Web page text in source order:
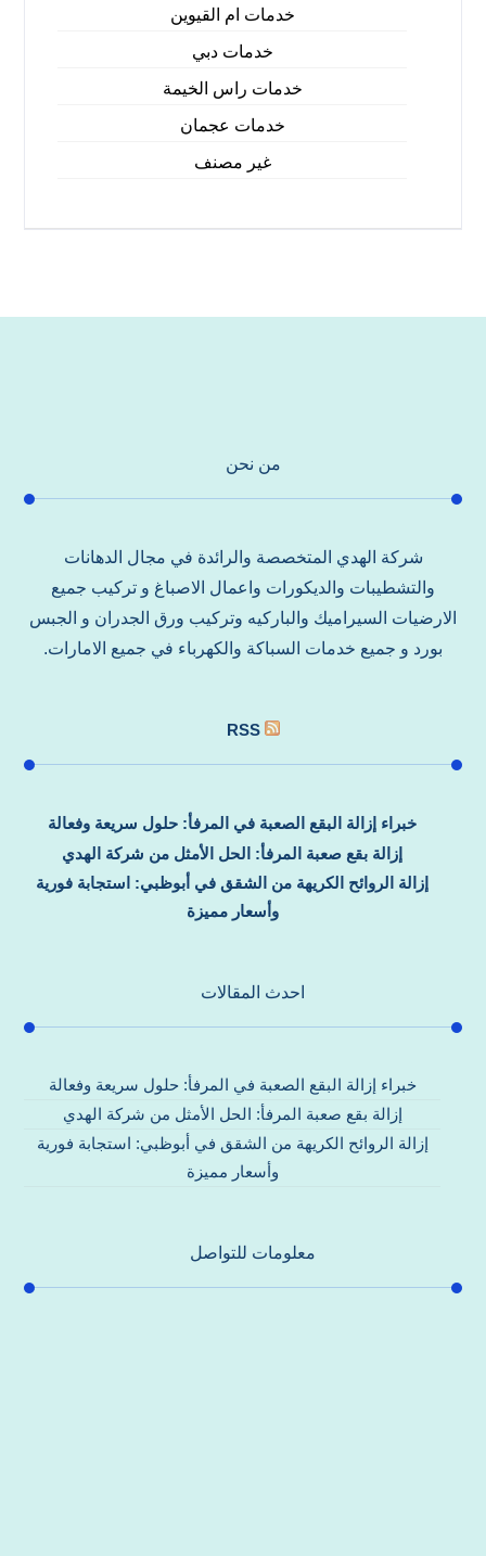
خدمات ام القيوين
خدمات دبي
خدمات راس الخيمة
خدمات عجمان
غير مصنف
من نحن
شركة الهدي المتخصصة والرائدة في مجال الدهانات
والتشطيبات والديكورات واعمال الاصباغ و تركيب جميع
الارضيات السيراميك والباركيه وتركيب ورق الجدران و الجبس
بورد و جميع خدمات السباكة والكهرباء في جميع الامارات.
RSS
خبراء إزالة البقع الصعبة في المرفأ: حلول سريعة وفعالة
إزالة بقع صعبة المرفأ: الحل الأمثل من شركة الهدي
إزالة الروائح الكريهة من الشقق في أبوظبي: استجابة فورية
وأسعار مميزة
احدث المقالات
خبراء إزالة البقع الصعبة في المرفأ: حلول سريعة وفعالة
إزالة بقع صعبة المرفأ: الحل الأمثل من شركة الهدي
إزالة الروائح الكريهة من الشقق في أبوظبي: استجابة فورية
وأسعار مميزة
معلومات للتواصل